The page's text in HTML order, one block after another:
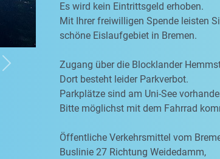
Next
Es wird kein Eintrittsgeld erhoben.
Mit Ihrer freiwilligen Spende leisten
schöne Eislaufgebiet in Bremen.
Zugang über die Blocklander
Dort besteht leider Parkverbot.
Parkplätze sind am Uni-See
Bitte möglichst mit dem Fahrrad
Öffentliche Verkehrsmittel vom
Buslinie 27 Richtung Weidedamm,